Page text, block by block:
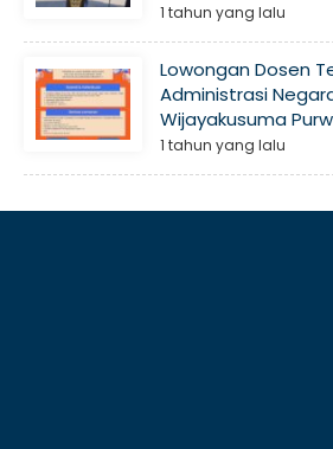
1 tahun yang lalu
Lowongan Dosen
Administrasi
Wijayakusuma
1 tahun yang lalu